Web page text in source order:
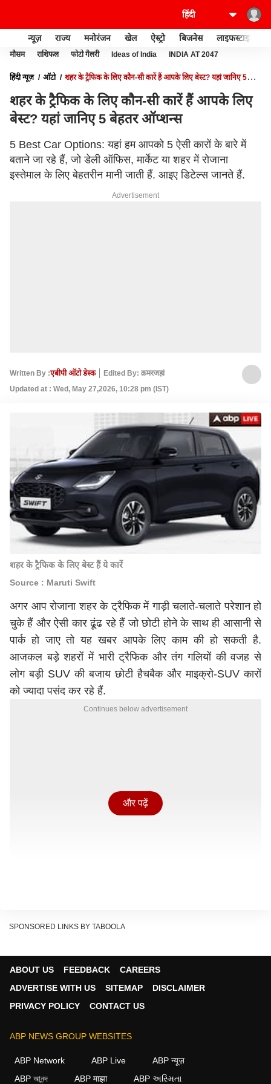
न्यूज़ राज्य मनोरंजन खेल ऐस्ट्रो बिजनेस लाइफस्टाइल
मौसम राशिफल फोटो गैलरी Ideas of India INDIA AT 2047
हिंदी न्यूज़ ऑटो
शहर के ट्रैफिक के लिए कौन-सी कारें हैं आपके लिए बेस्ट? यहां जानिए 5
शहर के ट्रैफिक के लिए कौन-सी कारें हैं आपके लिए
बेस्ट? यहां जानिए 5 बेहतर ऑप्शन्स
5 Best Car Options: यहां हम आपको 5 ऐसी कारों के बारे में
बताने जा रहे हैं, जो डेली ऑफिस, मार्केट या शहर में रोजाना
इस्तेमाल के लिए बेहतरीन मानी जाती हैं. आइए डिटेल्स जानते हैं.
Advertisement
Written By :एबीपी ऑटो डेस्क
Edited By: क़मरजहां
Updated at : Wed, May 27,2026, 10:28 pm (IST)
शहर के ट्रैफिक के लिए बेस्ट हैं ये कारें
Source : Maruti Swift
अगर आप रोजाना शहर के ट्रैफिक में गाड़ी चलाते-चलाते परेशान हो
चुके हैं और ऐसी कार ढूंढ रहे हैं जो छोटी होने के साथ ही आसानी से
पार्क हो जाए तो यह खबर आपके लिए काम की हो सकती है.
आजकल बड़े शहरों में भारी ट्रैफिक और तंग गलियों की वजह से
लोग बड़ी SUV की बजाय छोटी हैचबैक और माइक्रो-SUV कारों
को ज्यादा पसंद कर रहे हैं.
Continues below advertisement
जो डेली ऑफिस, मार्केट या शहर में रोजाना इस्तेमाल के लिए
Tata Punch
और पढ़ें
SPONSORED LINKS BY TABOOLA
ABOUT US FEEDBACK
CAREERS
ADVERTISE WITH US
SITEMAP
DISCLAIMER
PRIVACY POLICY
CONTACT US
ABP NEWS GROUP WEBSITES
ABP Network ABP Live
ABP न्यूज़
ABP আনন্দ
ABP माझा ABP અસ્મિતા